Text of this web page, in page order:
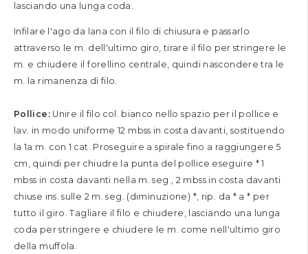
lasciando una lunga coda.
Infilare l'ago da lana con il filo di chiusura e passarlo
attraverso le m. dell'ultimo giro, tirare il filo per stringere le
m. e chiudere il forellino centrale, quindi nascondere tra le
m. la rimanenza di filo.
Pollice:Unire il filo col. bianco nello spazio per il pollice e
lav. in modo uniforme 12 mbss in costa davanti, sostituendo
la 1a m. con 1 cat. Proseguire a spirale fino a raggiungere 5
cm, quindi per chiudre la punta del pollice eseguire * 1
mbss in costa davanti nella m. seg., 2 mbss in costa davanti
chiuse ins. sulle 2 m. seg. (diminuzione) *, rip. da * a * per
tutto il giro. Tagliare il filo e chiudere, lasciando una lunga
coda per stringere e chiudere le m. come nell'ultimo giro
della muffola.